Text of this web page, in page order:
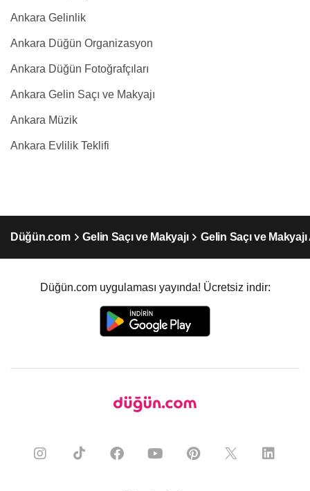
Ankara Gelinlik
Ankara Düğün Organizasyon
Ankara Düğün Fotoğrafçıları
Ankara Gelin Saçı ve Makyajı
Ankara Müzik
Ankara Evlilik Teklifi
Düğün.com Gelin Saçı ve Makyajı Gelin Saçı ve
Düğün.com uygulaması yayında! Ücretsiz indir: